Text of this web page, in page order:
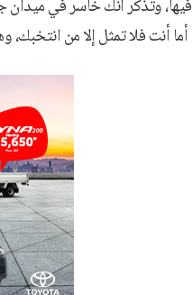
وهم بالكاد 50% من الناخبين الشيعة. عد إلى صوابك